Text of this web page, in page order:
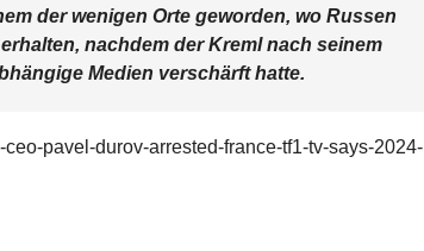
der wenigen Orte geworden, wo Russen
nachdem der Kreml nach seinem
Medien verschärft hatte.
pavel-durov-arrested-france-tf1-tv-says-2024-